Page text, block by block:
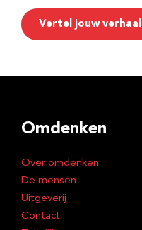
Vertel jouw verhaal
Omdenken
Over omdenken
De mensen
Uitgeverij
Contact